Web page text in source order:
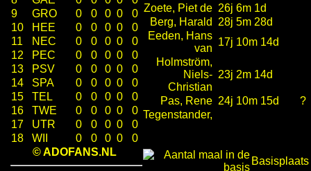
9
GRO 0 0 0 0
0
10
HEE 0 0 0 0
0
11
NEC 0 0 0 0
0
12
PEC 0 0 0 0
0
13
PSV 0 0 0 0
0
14
SPA 0 0 0 0
0
15
TEL 0 0 0 0
0
16
TWE 0 0 0 0
0
17
UTR 0 0 0 0
0
18
WII 0 0 0 0
0
© ADOFANS.NL
Zoete, Piet de 26j 6m 1d
Berg, Harald
28j 5m 28d
Eeden, Hans
van
17j 10m 14d
Holmström,
Niels-
Christian
23j 2m 14d
Pas, Rene 24j 10m 15d
?
Tegenstander,
Basisplaats